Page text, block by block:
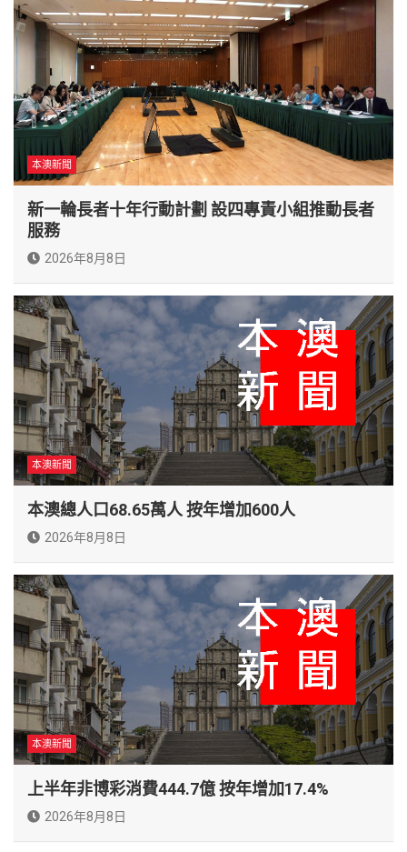
本澳新聞
新一輪長者十年行動計劃 設四專責小組推動長者
服務
2026年8月8日
本澳新聞
本澳總人口68.65萬人 按年增加600人
2026年8月8日
本澳新聞
上半年非博彩消費444.7億 按年增加17.4%
2026年8月8日